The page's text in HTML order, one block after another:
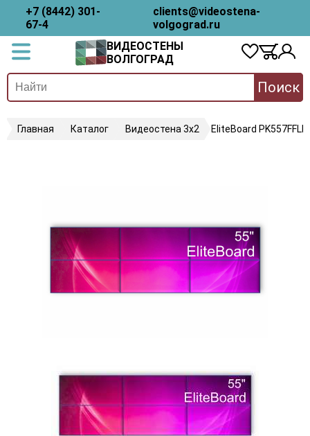
+7 (8442) 301-
67-4
clients@videostena-
volgograd.ru
ВИДЕОСТЕНЫ
ВОЛГОГРАД
Поиск
Главная Каталог Видеостена 3х2 EliteBoard PK557FFLN